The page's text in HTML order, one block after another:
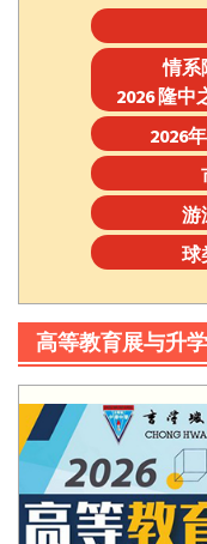
情系
2026 隆中
2026
游
球
高等教育展与升